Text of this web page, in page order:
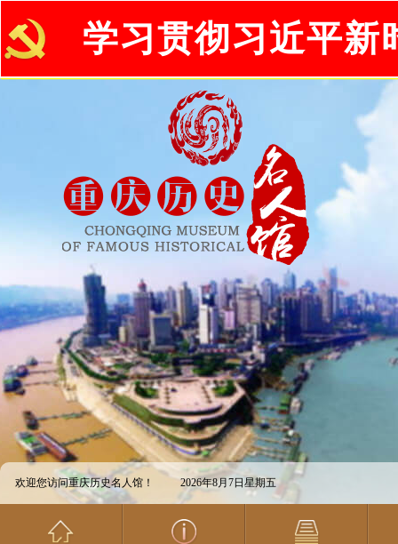
学习贯彻习近平新
欢迎您访问重庆历史名人馆！ 2026年8月7日星期五